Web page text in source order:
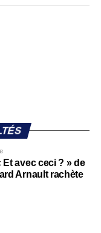
Et avec ceci ? » de
Arnault rachète